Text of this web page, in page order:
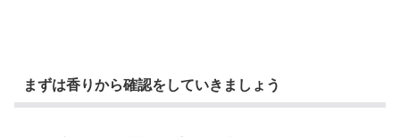
まずは香りから確認をしていきましょう